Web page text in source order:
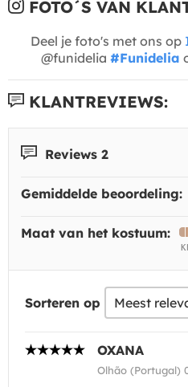
FOTO´S VAN
Deel je foto's met ons op
@funidelia #Funidelia
KLANTREVIEWS:
Reviews 2
Gemiddelde beoordeling:
Maat van het kostuum:
Sorteren op
OXANA
Olhão (Portugal)